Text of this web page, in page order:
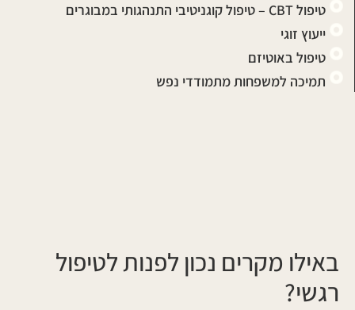
טיפול CBT – טיפול קוגניטיבי התנהגותי במבוגרים
ייעוץ זוגי
טיפול באוטיזם
תמיכה למשפחות מתמודדי נפש
באילו מקרים נכון לפנות לטיפול
רגשי?